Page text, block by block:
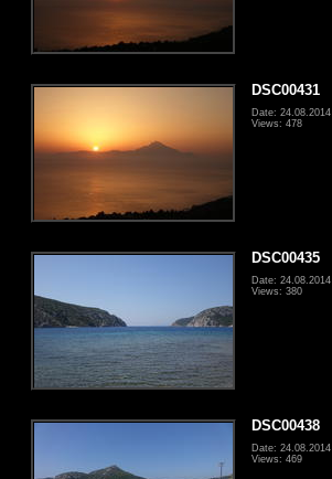
DSC00431
Date: 24.08.2014
Views: 478
DSC00435
Date: 24.08.2014
Views: 380
DSC00438
Date: 24.08.2014
Views: 469